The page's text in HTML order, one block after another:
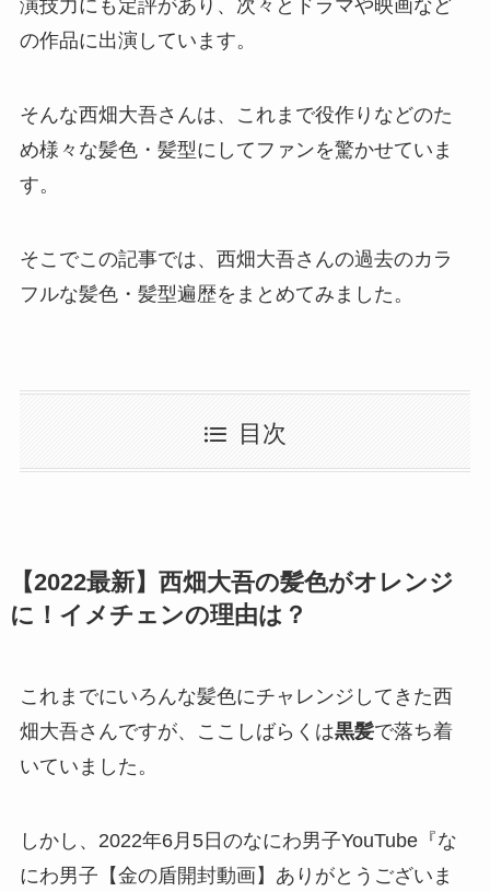
演技力にも定評があり、次々とドラマや映画など
の作品に出演しています。
そんな西畑大吾さんは、これまで役作りなどのた
め様々な髪色・髪型にしてファンを驚かせていま
す。
そこでこの記事では、 西畑大吾さんの過去のカラ
フルな髪色・髪型遍歴をまとめてみました。
目次
【2022最新】西畑大吾の髪色がオレンジ
に！イメチェンの理由は？
これまでにいろんな髪色にチャレンジしてきた西
畑大吾さんですが、ここしばらくは黒髪で落ち着
いていました。
しかし、2022年6月5日のなにわ男子YouTube『な
にわ男子【金の盾開封動画】ありがとうございま